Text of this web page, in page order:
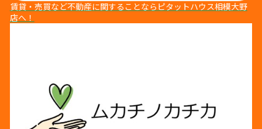
賃貸・売買など不動産に関することならピタットハウス相模⼤野
店へ！